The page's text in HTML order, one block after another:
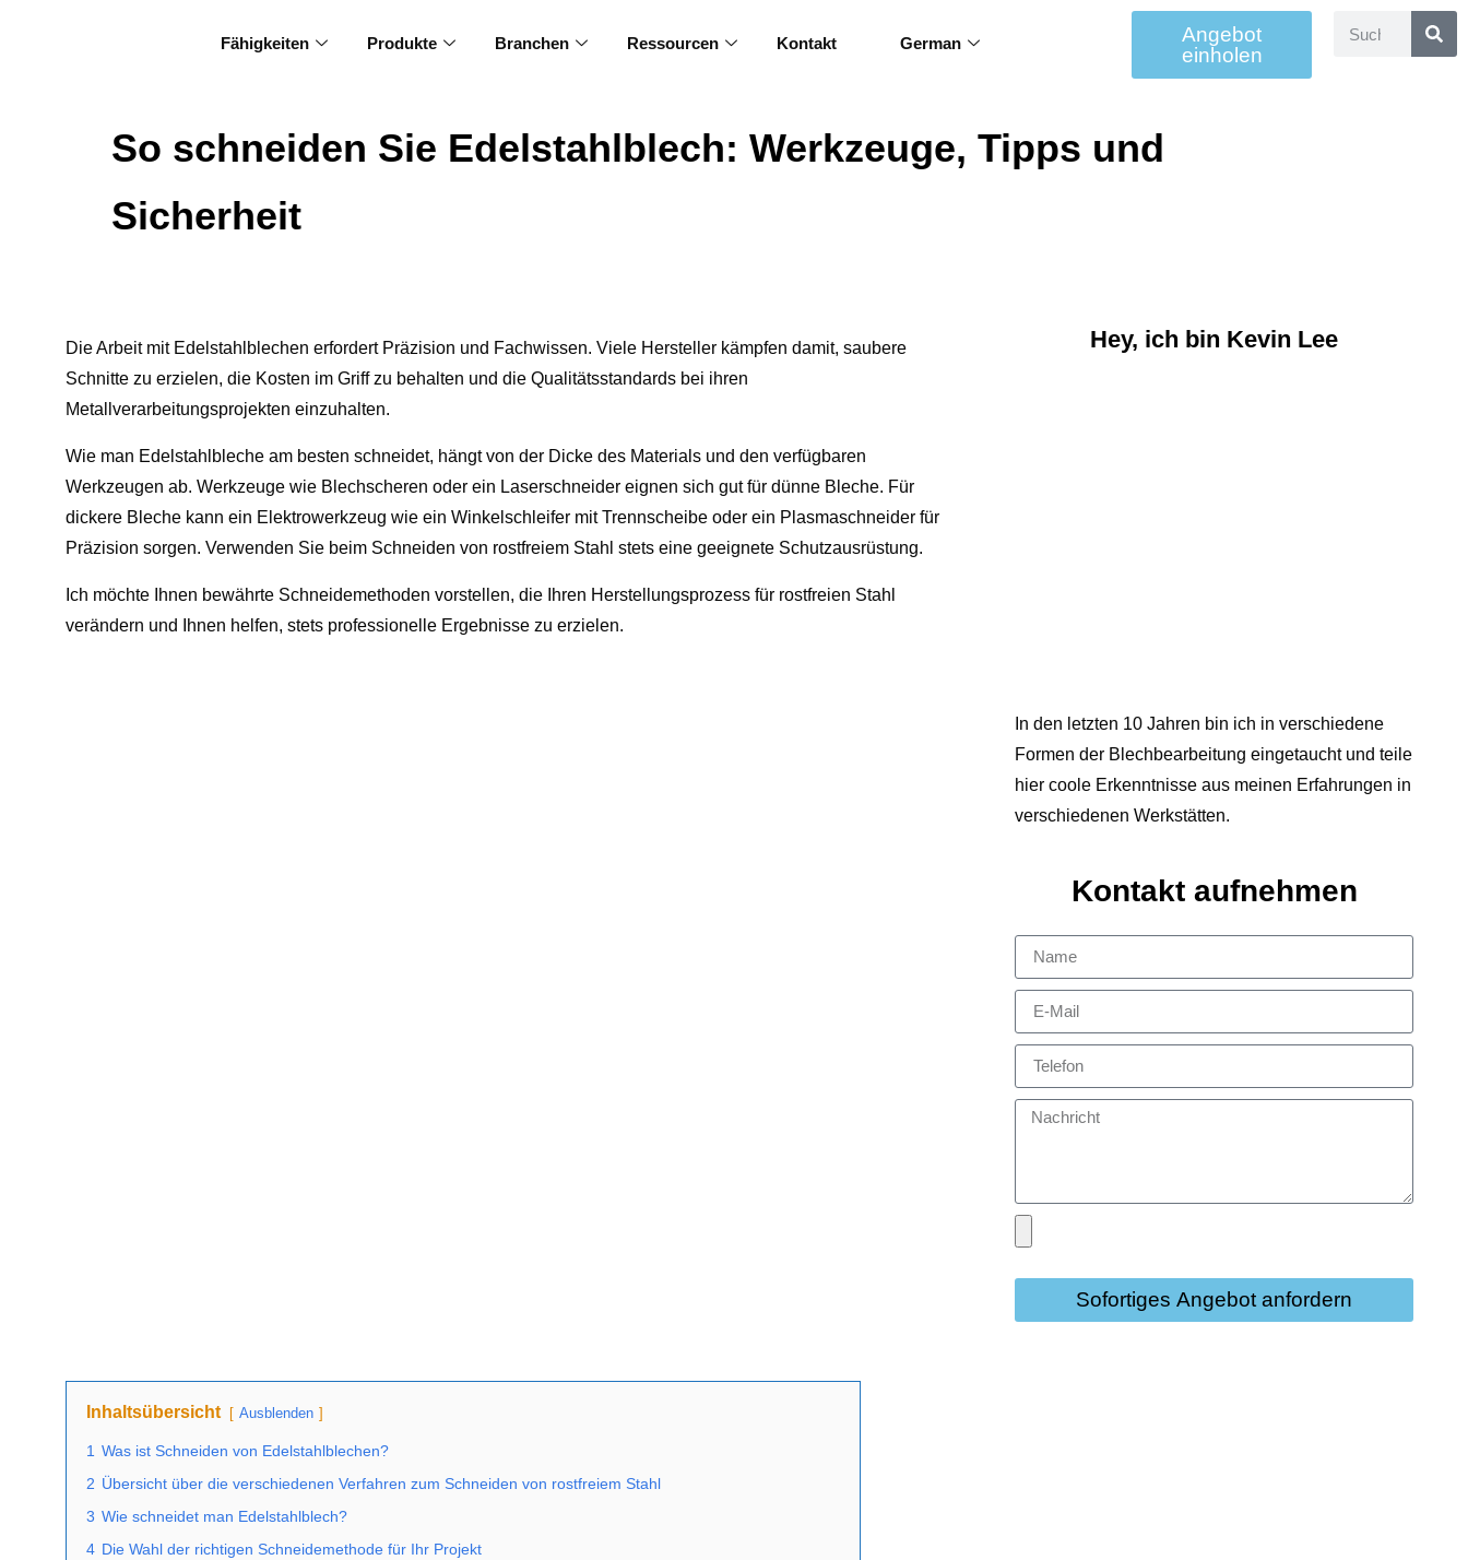
Fähigkeiten Produkte Branchen Ressourcen Kontakt German
Angebot
einholen
So schneiden Sie Edelstahlblech: Werkzeuge, Tipps und
Sicherheit
Die Arbeit mit Edelstahlblechen erfordert Präzision und Fachwissen. Viele Hersteller kämpfen damit, saubere
Schnitte zu erzielen, die Kosten im Griff zu behalten und die Qualitätsstandards bei ihren
Metallverarbeitungsprojekten einzuhalten.
Wie man Edelstahlbleche am besten schneidet, hängt von der Dicke des Materials und den verfügbaren
Werkzeugen ab. Werkzeuge wie Blechscheren oder ein Laserschneider eignen sich gut für dünne Bleche. Für
dickere Bleche kann ein Elektrowerkzeug wie ein Winkelschleifer mit Trennscheibe oder ein Plasmaschneider für
Präzision sorgen. Verwenden Sie beim Schneiden von rostfreiem Stahl stets eine geeignete Schutzausrüstung.
Ich möchte Ihnen bewährte Schneidemethoden vorstellen, die Ihren Herstellungsprozess für rostfreien Stahl
verändern und Ihnen helfen, stets professionelle Ergebnisse zu erzielen.
Inhaltsübersicht Ausblenden
1 Was ist Schneiden von Edelstahlblechen?
2 Übersicht über die verschiedenen Verfahren zum Schneiden von rostfreiem Stahl
3 Wie schneidet man Edelstahlblech?
4 Die Wahl der richtigen Schneidemethode für Ihr Projekt
Hey, ich bin Kevin Lee
In den letzten 10 Jahren bin ich in verschiedene
Formen der Blechbearbeitung eingetaucht und teile
hier coole Erkenntnisse aus meinen Erfahrungen in
verschiedenen Werkstätten.
Kontakt aufnehmen
Sofortiges Angebot anfordern